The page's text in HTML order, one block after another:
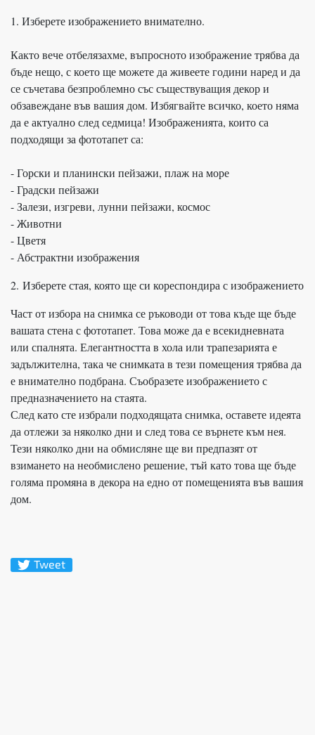
1. Изберете изображението внимателно.
Както вече отбелязахме, въпросното изображение трябва да
бъде нещо, с което ще можете да живеете години наред и да
се съчетава безпроблемно със съществуващия декор и
обзавеждане във вашия дом. Избягвайте всичко, което няма
да е актуално след седмица! Изображенията, които са
подходящи за фототапет са:
- Горски и планински пейзажи, плаж на море
- Градски пейзажи
- Залези, изгреви, лунни пейзажи, космос
- Животни
- Цветя
- Абстрактни изображения
2. Изберете стая, която ще си кореспондира с изображението
Част от избора на снимка се ръководи от това къде ще бъде
вашата стена с фототапет. Това може да е всекидневната
или спалнята. Елегантността в хола или трапезарията е
задължителна, така че снимката в тези помещения трябва да
е внимателно подбрана. Съобразете изображението с
предназначението на стаята.
След като сте избрали подходящата снимка, оставете идеята
да отлежи за няколко дни и след това се върнете към нея.
Тези няколко дни на обмисляне ще ви предпазят от
взимането на необмислено решение, тъй като това ще бъде
голяма промяна в декора на едно от помещенията във вашия
дом.
Tweet